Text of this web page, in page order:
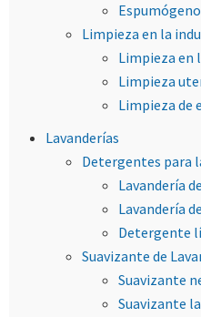
Espumógeno
Limpieza en la
Limpieza en
Limpieza
Limpieza de
Lavanderías
Detergentes para
Lavandería
Lavandería
Detergente
Suavizante de
Suavizante
Suavizante